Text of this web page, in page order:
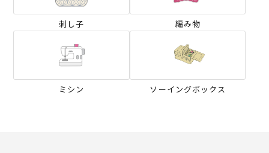
刺し子 編み物
ミシン ソーイングボックス